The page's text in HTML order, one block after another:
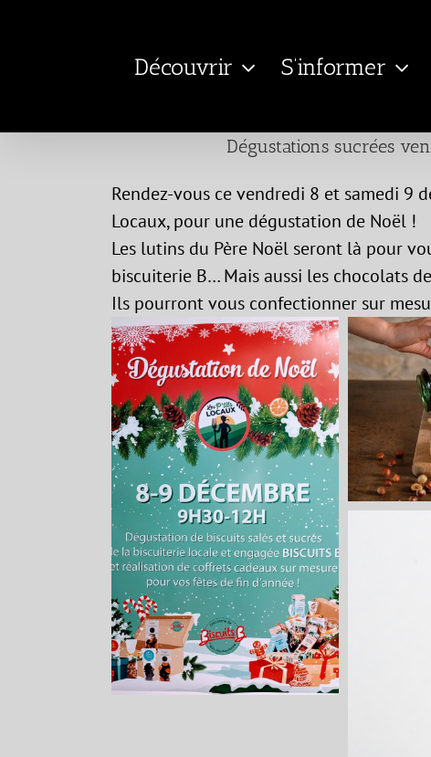
Découvrir S’informer
Dégustations sucrées
Rendez-vous ce vendredi 8 et samedi 9
Locaux, pour une dégustation de Noël !
Les lutins du Père Noël seront là pour
biscuiterie B… Mais aussi les chocolats
Ils pourront vous confectionner sur